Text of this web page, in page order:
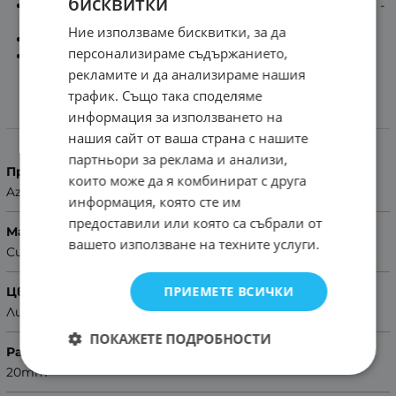
Включени патенти за ръчен монтаж на каишката -
Лилава
Помощ за размер на каишка
Характеристики
Производител
Azzuro
Материал
Силикон
Цвят
Лилав
Размер
20mm
Ние използваме бисквитки, за да
персонализираме съдържанието,
рекламите и да анализираме нашия
трафик. Също така споделяме
информация за използването на
нашия сайт от ваша страна с нашите
партньори за реклама и анализи,
които може да я комбинират с друга
информация, която сте им
предоставили или която са събрали от
вашето използване на техните услуги.
ПРИЕМЕТЕ ВСИЧКИ
ПОКАЖЕТЕ ПОДРОБНОСТИ